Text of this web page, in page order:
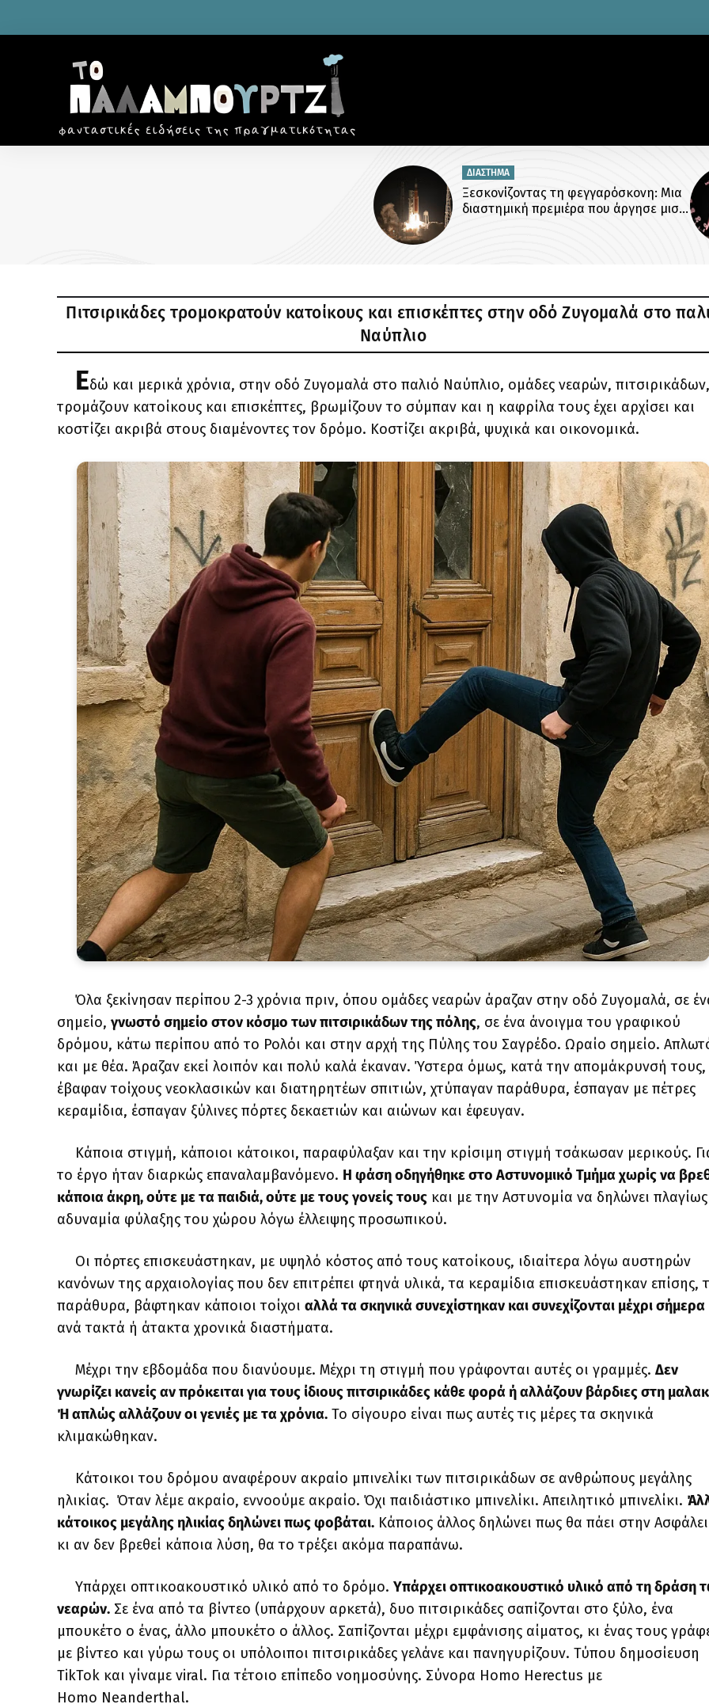
ΠΑΡΑΝΟΜΙΕΣ
Παρκαρισμένος με αλάρμ μόνο για ένα
λεπτό πάνω στη διάβαση πεζών
Πιτσιρικάδες τρομοκρατούν κατοίκους και επισκέπτες στην οδό Ζυγομαλά στο
Ναύπλιο
Εδώ και μερικά χρόνια, στην οδό Ζυγομαλά στο παλιό Ναύπλιο, ομάδες νεαρών, πιτσιρικάδων,
τρομάζουν κατοίκους και επισκέπτες, βρωμίζουν το σύμπαν και η καφρίλα τους έχει αρχίσει και
κοστίζει ακριβά στους διαμένοντες τον δρόμο. Κοστίζει ακριβά, ψυχικά και οικονομικά.
Όλα ξεκίνησαν περίπου 2-3 χρόνια πριν, όπου ομάδες νεαρών άραζαν στην οδό Ζυγομαλά, σε
σημείο, γνωστό σημείο στον κόσμο των πιτσιρικάδων της πόλης, σε ένα άνοιγμα του γραφικού
δρόμου, κάτω περίπου από το Ρολόι και στην αρχή της Πύλης του Σαγρέδο. Ωραίο σημείο.
και με θέα. Άραζαν εκεί λοιπόν και πολύ καλά έκαναν. Ύστερα όμως, κατά την απομάκρυνσή τους,
έβαφαν τοίχους νεοκλασικών και διατηρητέων σπιτιών, χτύπαγαν παράθυρα, έσπαγαν με πέτρες
κεραμίδια, έσπαγαν ξύλινες πόρτες δεκαετιών και αιώνων και έφευγαν.
Κάποια στιγμή, κάποιοι κάτοικοι, παραφύλαξαν και την κρίσιμη στιγμή τσάκωσαν μερικούς.
το έργο ήταν διαρκώς επαναλαμβανόμενο. Η φάση οδηγήθηκε στο Αστυνομικό Τμήμα χωρίς να
κάποια άκρη, ούτε με τα παιδιά, ούτε με τους γονείς τους και με την Αστυνομία να δηλώνει πλαγίως
αδυναμία φύλαξης του χώρου λόγω έλλειψης προσωπικού.
Οι πόρτες επισκευάστηκαν, με υψηλό κόστος από τους κατοίκους, ιδιαίτερα λόγω αυστηρών
κανόνων της αρχαιολογίας που δεν επιτρέπει φτηνά υλικά, τα κεραμίδια επισκευάστηκαν επίσης,
παράθυρα, βάφτηκαν κάποιοι τοίχοι αλλά τα σκηνικά συνεχίστηκαν και συνεχίζονται μέχρι σήμερα
ανά τακτά ή άτακτα χρονικά διαστήματα.
Μέχρι την εβδομάδα που διανύουμε. Μέχρι τη στιγμή που γράφονται αυτές οι γραμμές. Δεν
γνωρίζει κανείς αν πρόκειται για τους ίδιους πιτσιρικάδες κάθε φορά ή αλλάζουν βάρδιες στη
Ή απλώς αλλάζουν οι γενιές με τα χρόνια. Το σίγουρο είναι πως αυτές τις μέρες τα σκηνικά
κλιμακώθηκαν.
Κάτοικοι του δρόμου αναφέρουν ακραίο μπινελίκι των πιτσιρικάδων σε ανθρώπους μεγάλης
ηλικίας. Όταν λέμε ακραίο, εννοούμε ακραίο. Όχι παιδιάστικο μπινελίκι. Απειλητικό μπινελίκι.
κάτοικος μεγάλης ηλικίας δηλώνει πως φοβάται. Κάποιος άλλος δηλώνει πως θα πάει στην
κι αν δεν βρεθεί κάποια λύση, θα το τρέξει ακόμα παραπάνω.
Υπάρχει οπτικοακουστικό υλικό από το δρόμο. Υπάρχει οπτικοακουστικό υλικό από τη δράση
νεαρών. Σε ένα από τα βίντεο (υπάρχουν αρκετά), δυο πιτσιρικάδες σαπίζονται στο ξύλο, ένα
μπουκέτο ο ένας, άλλο μπουκέτο ο άλλος. Σαπίζονται μέχρι εμφάνισης αίματος, κι ένας τους
με βίντεο και γύρω τους οι υπόλοιποι πιτσιρικάδες γελάνε και πανηγυρίζουν. Τύπου δημοσίευση
TikTok και γίναμε viral. Για τέτοιο επίπεδο νοημοσύνης. Σύνορα Homo Herectus με
Homo Neanderthal.